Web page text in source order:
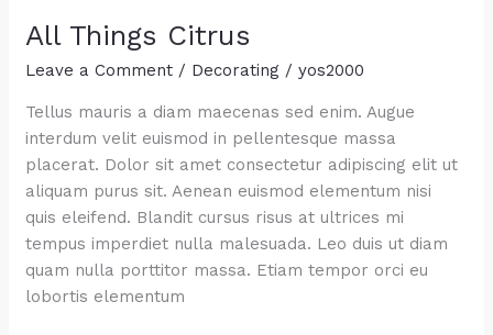
All Things Citrus
Leave a Comment / Decorating /yos2000
Tellus mauris a diam maecenas sed enim. Augue
interdum velit euismod in pellentesque massa
placerat. Dolor sit amet consectetur adipiscing elit ut
aliquam purus sit. Aenean euismod elementum nisi
quis eleifend. Blandit cursus risus at ultrices mi
tempus imperdiet nulla malesuada. Leo duis ut diam
quam nulla porttitor massa. Etiam tempor orci eu
lobortis elementum